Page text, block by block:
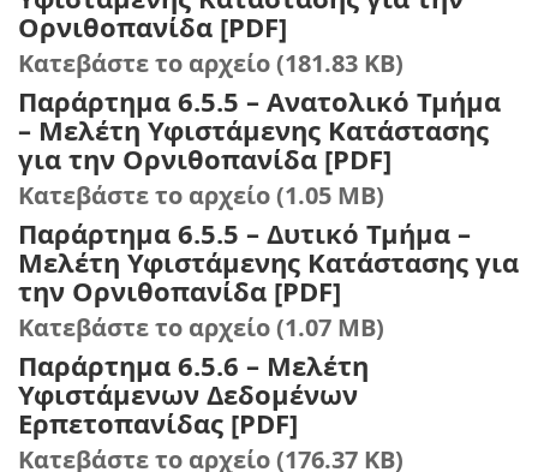
Ορνιθοπανίδα [PDF]
Κατεβάστε το αρχείο (181.83 KB)
Παράρτημα 6.5.5 – Ανατολικό Τμήμα
– Μελέτη Υφιστάμενης Κατάστασης
για την Ορνιθοπανίδα [PDF]
Κατεβάστε το αρχείο (1.05 MB)
Παράρτημα 6.5.5 – Δυτικό Τμήμα –
Μελέτη Υφιστάμενης Κατάστασης για
την Ορνιθοπανίδα [PDF]
Κατεβάστε το αρχείο (1.07 MB)
Παράρτημα 6.5.6 – Μελέτη
Υφιστάμενων Δεδομένων
Ερπετοπανίδας [PDF]
Κατεβάστε το αρχείο (176.37 KB)